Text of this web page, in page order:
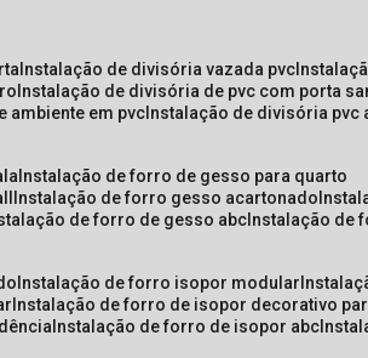
instalação de divisória vazada pvc
instalação de divisória de pvc com porta
ambiente em pvc instalação de divisória pvc
instalação de forro de gesso para quarto
instalação de forro gesso acartonado
de forro de gesso abc instalação de
instalação de forro isopor modular
instalação de forro de isopor decorativo
instalação de forro de isopor abc